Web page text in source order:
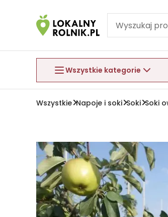
Wszystkie kategorie
Aby wyjść z menu, naciśnij przycisk
Wszystkie Napoje i soki Soki Soki